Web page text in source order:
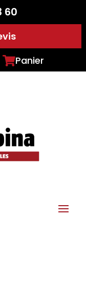
60
Panier